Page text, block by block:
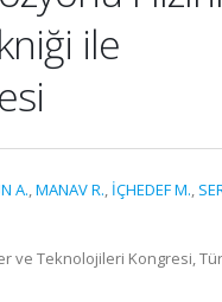
ile
A.,MANAV R., İÇHEDEF M.,
ve Teknolojileri Kongresi,